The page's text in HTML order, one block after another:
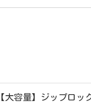
【大容量】ジップロ